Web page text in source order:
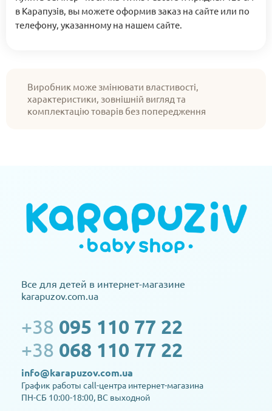
в Карапузів, вы можете оформив заказ на сайте или по
телефону, указанному на нашем сайте.
Виробник може змінювати властивості,
характеристики, зовнішній вигляд та
комплектацію товарів без попередження
Все для детей в интернет-магазине
karapuzov.com.ua
+38 095 110 77 22
+38 068 110 77 22
info@karapuzov.com.ua
График работы call-центра интернет-магазина
ПН-СБ 10:00-18:00, ВС выходной